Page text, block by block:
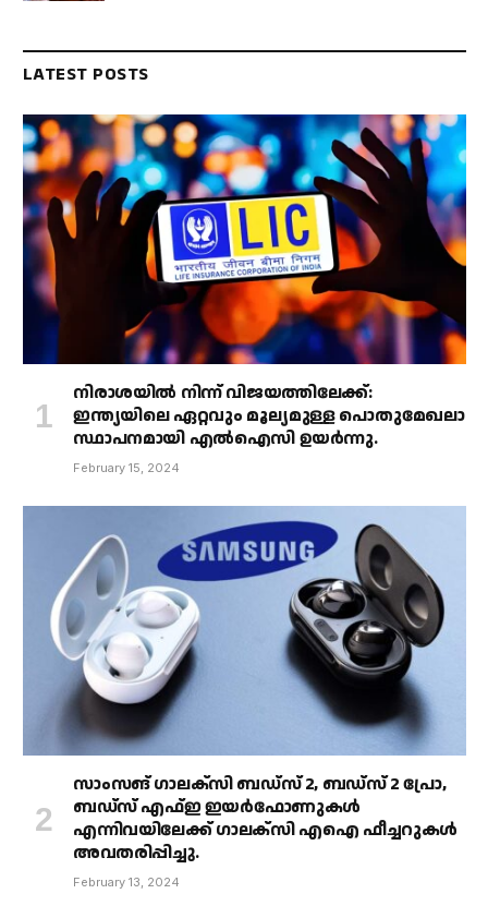
LATEST POSTS
നിരാശയിൽ നിന്ന് വിജയത്തിലേക്ക്:
ഇന്ത്യയിലെ ഏറ്റവും മൂല്യമുള്ള പൊതുമേഖലാ
സ്ഥാപനമായി എൽഐസി ഉയർന്നു.
February 15, 2024
സാംസങ് ഗാലക്‌സി ബഡ്‌സ് 2, ബഡ്‌സ് 2 പ്രോ,
ബഡ്‌സ് എഫ്ഇ ഇയർഫോണുകൾ
എന്നിവയിലേക്ക് ഗാലക്‌സി എഐ ഫീച്ചറുകൾ
അവതരിപ്പിച്ചു.
February 13, 2024